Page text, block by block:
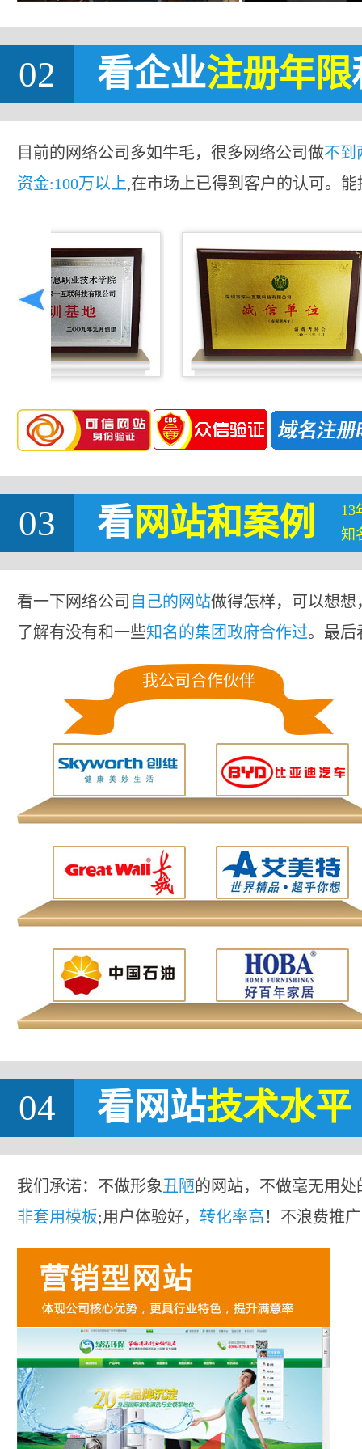
02 看企业注册年限
目前的网络公司多如牛毛，很多网络公司做不到
资金:100万以上,在市场上已得到客户的认可。
03 看网站和案例
13
知
看一下网络公司 自己的网站做得怎样，可以想
了解有没有和一些知名的集团政府合作过。最后
我公司合作伙伴
04 看网站技术水平
我们承诺：不做形象丑陋的网站，不做毫无用处
非套用模板;用户体验好， 转化率高！不浪费推